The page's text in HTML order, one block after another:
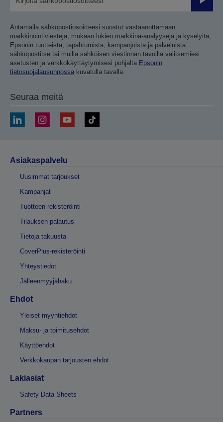
Lähetä
Antamalla sähköpostiosoitteesi suostut vastaanottamaan
markkinointiviestejä, mukaan lukien markkina-analyysejä ja kyselyitä,
Epsonin tuotteista, tapahtumista, kampanjoista ja palveluista
sähköpostitse tai muilla sähköisen viestinnän tavoilla valitsemiesi
asetusten ja verkkokäyttäytymisesi pohjalta Epsonin
tietosuojalausunnossa kuvatulla tavalla.
Seuraa meitä
Asiakaspalvelu
Uusimmat tarjoukset
Kampanjat
Tuotteen rekisteröinti
Tilauksen palautus
Tietoja takuusta
CoverPlus-rekisteröinti
Yhteystiedot
Jälleenmyyjähaku
Ehdot
Yleiset myyntiehdot
Maksu- ja toimitusehdot
Käyttöehdot
Verkkokaupan tarjousten ehdot
Lakiasiat
Safety Data Sheets
Partners